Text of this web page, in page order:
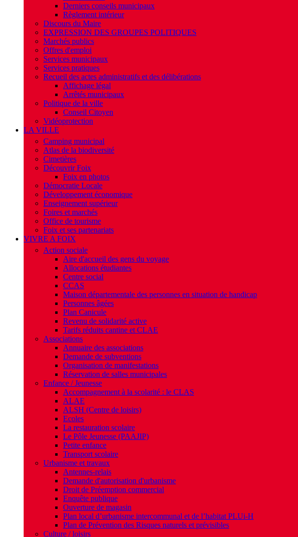
Derniers conseils municipaux
Règlement intérieur
Discours du Maire
EXPRESSION DES GROUPES POLITIQUES
Marchés publics
Offres d'emploi
Services municipaux
Services pratiques
Recueil des actes administratifs et des délibérations
Affichage légal
Arrêtés municipaux
Politique de la ville
Conseil Citoyen
Vidéoprotection
LA VILLE
Camping municipal
Atlas de la biodiversité
Cimetières
Découvrir Foix
Foix en photos
Démocratie Locale
Développement économique
Enseignement supérieur
Foires et marchés
Office de tourisme
Foix et ses partenariats
VIVRE A FOIX
Action sociale
Aire d'accueil des gens du voyage
Allocations étudiantes
Centre social
CCAS
Maison départementale des personnes en situation de handicap
Personnes âgées
Plan Canicule
Revenu de solidarité active
Tarifs réduits cantine et CLAE
Associations
Annuaire des associations
Demande de subventions
Organisation de manifestations
Réservation de salles municipales
Enfance / Jeunesse
Accompagnement à la scolarité : le CLAS
ALAE
ALSH (Centre de loisirs)
Ecoles
La restauration scolaire
Le Pôle Jeunesse (PAAJIP)
Petite enfance
Transport scolaire
Urbanisme et travaux
Antennes-relais
Demande d'autorisation d'urbanisme
Droit de Préemption commercial
Enquête publique
Ouverture de magasin
Plan local d’urbanisme intercommunal et de l’habitat PLUi-H
Plan de Prévention des Risques naturels et prévisibles
Culture / loisirs